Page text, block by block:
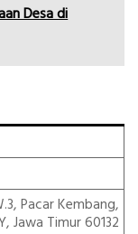
Desa di
Pacar Kembang,
Jawa Timur 60132